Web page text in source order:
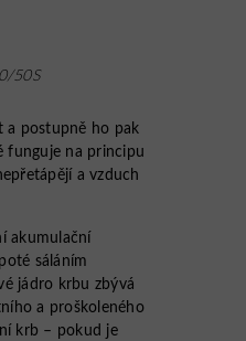
50S
a postupně ho pak
funguje na principu
a vzduch
akumulační
sáláním
jádro krbu zbývá
a proškoleného
krb – pokud je